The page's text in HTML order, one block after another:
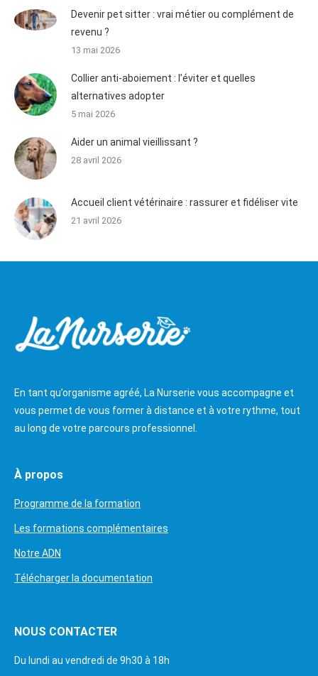
Devenir pet sitter : vrai métier ou complément de
revenu ?
13 mai 2026
Collier anti-aboiement : l’éviter et quelles
alternatives adopter
5 mai 2026
Aider un animal vieillissant ?
28 avril 2026
Accueil client vétérinaire : rassurer et fidéliser vite
21 avril 2026
En tant qu’organisme agréé, La Nurserie vous accompagne et
vous permet de vous former à distance et à votre rythme, tout
au long de votre parcours professionnel.
À propos
Programme de la formation
Les formations complémentaires
Notre ADN
Télécharger la documentation
NOUS CONTACTER
Du lundi au vendredi de 9h30 à 18h